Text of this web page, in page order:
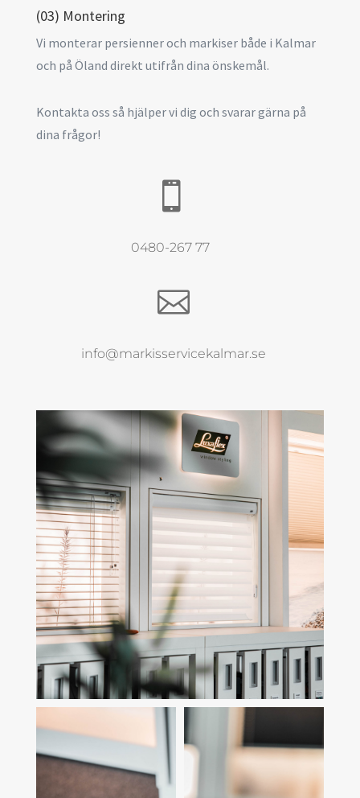
(03) Montering
Vi monterar persienner och markiser både i Kalmar
och på Öland direkt utifrån dina önskemål.
Kontakta oss så hjälper vi dig och svarar gärna på
dina frågor!

0480-267 77

info@markisservicekalmar.se